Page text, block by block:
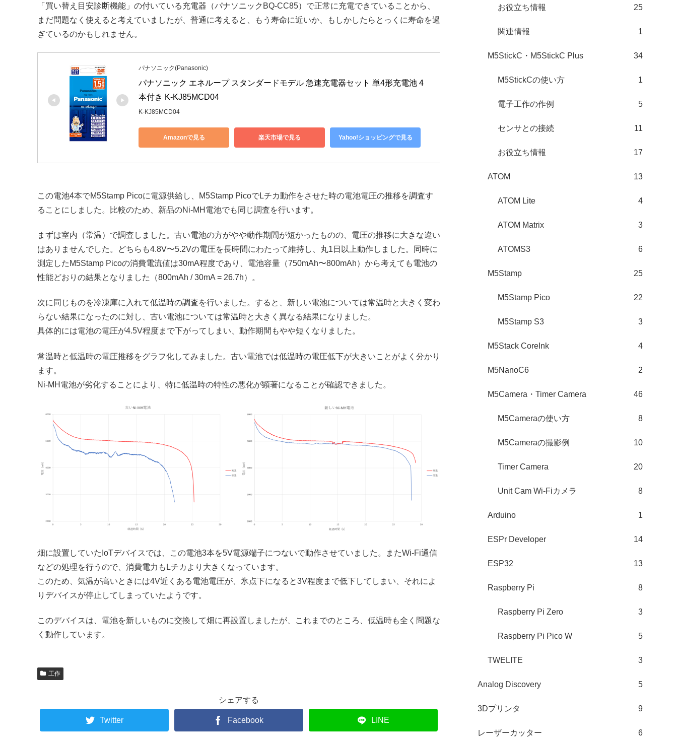
「買い替え目安診断機能」の付いている充電器（パナソニックBQ-CC85）で正常に充電できていることから、
まだ問題なく使えると考えていましたが、普通に考えると、もう寿命に近いか、もしかしたらとっくに寿命を過
ぎているのかもしれません。
パナソニック(Panasonic)
パナソニック エネループ スタンダードモデル 急速充電器セット 単4形充電池 4
本付き K-KJ85MCD04
K-KJ85MCD04
Amazonで見る 楽天市場で見る Yahoo!ショッピングで見る
この電池4本でM5Stamp Picoに電源供給し、M5Stamp PicoでLチカ動作をさせた時の電池電圧の推移を調査す
ることにしました。比較のため、新品のNi-MH電池でも同じ調査を行います。
まずは室内（常温）で調査しました。古い電池の方がやや動作期間が短かったものの、電圧の推移に大きな違い
はありませんでした。どちらも4.8V〜5.2Vの電圧を長時間にわたって維持し、丸1日以上動作しました。同時に
測定したM5Stamp Picoの消費電流値は30mA程度であり、電池容量（750mAh〜800mAh）から考えても電池の
性能どおりの結果となりました（800mAh / 30mA = 26.7h）。
次に同じものを冷凍庫に入れて低温時の調査を行いました。すると、新しい電池については常温時と大きく変わ
らない結果になったのに対し、古い電池については常温時と大きく異なる結果になりました。
具体的には電池の電圧が4.5V程度まで下がってしまい、動作期間もやや短くなりました。
常温時と低温時の電圧推移をグラフ化してみました。古い電池では低温時の電圧低下が大きいことがよく分かり
ます。
Ni-MH電池が劣化することにより、特に低温時の特性の悪化が顕著になることが確認できました。
畑に設置していたIoTデバイスでは、この電池3本を5V電源端子につないで動作させていました。またWi-Fi通信
などの処理を行うので、消費電力もLチカより大きくなっています。
このため、気温が高いときには4V近くある電池電圧が、氷点下になると3V程度まで低下してしまい、それによ
りデバイスが停止してしまっていたようです。
このデバイスは、電池を新しいものに交換して畑に再設置しましたが、これまでのところ、低温時も全く問題な
く動作しています。
工作
シェアする
Twitter Facebook LINE
お役立ち情報 25
関連情報 1
M5StickC・M5StickC Plus 34
M5StickCの使い方 1
電子工作の作例 5
センサとの接続 11
お役立ち情報 17
ATOM 13
ATOM Lite 4
ATOM Matrix 3
ATOMS3 6
M5Stamp 25
M5Stamp Pico 22
M5Stamp S3 3
M5Stack CoreInk 4
M5NanoC6 2
M5Camera・Timer Camera 46
M5Cameraの使い方 8
M5Cameraの撮影例 10
Timer Camera 20
Unit Cam Wi-Fiカメラ 8
Arduino 1
ESPr Developer 14
ESP32 13
Raspberry Pi 8
Raspberry Pi Zero 3
Raspberry Pi Pico W 5
TWELITE 3
Analog Discovery 5
3Dプリンタ 9
レーザーカッター 6